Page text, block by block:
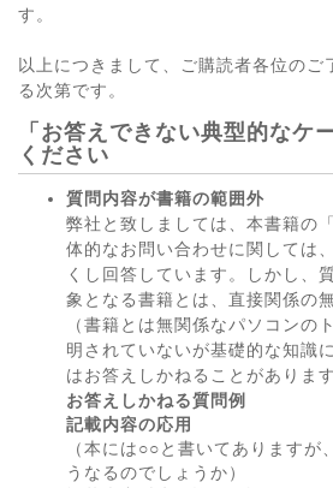
す。
以上につきまして、ご購読者各位のご
る次第です。
「お答えできない典型的なケ
ください
質問内容が書籍の範囲外
弊社と致しましては、本書籍の
体的なお問い合わせに関しては
くし回答しています。しかし、
象となる書籍とは、直接関係の
（書籍とは無関係なパソコンの
明されていないが基礎的な知識
はお答えしかねることがあります
お答えしかねる質問例
記載内容の応用
（本には○○と書いてありますが
うなるのでしょうか）